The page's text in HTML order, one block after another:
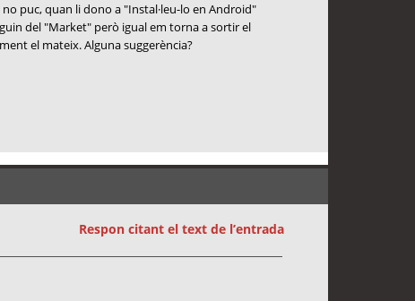
puc, quan li dono a "Instal·leu-lo en Android"
del "Market" però igual em torna a sortir el
el mateix. Alguna suggerència?
Respon citant el text de l’entrada